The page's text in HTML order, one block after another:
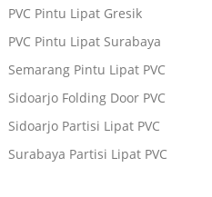
PVC Pintu Lipat Gresik
PVC Pintu Lipat Surabaya
Semarang Pintu Lipat PVC
Sidoarjo Folding Door PVC
Sidoarjo Partisi Lipat PVC
Surabaya Partisi Lipat PVC